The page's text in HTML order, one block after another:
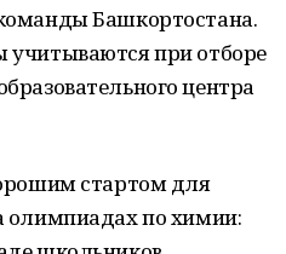
Башкортостана.
при отборе
центра
стартом для
олимпиадах по химии: